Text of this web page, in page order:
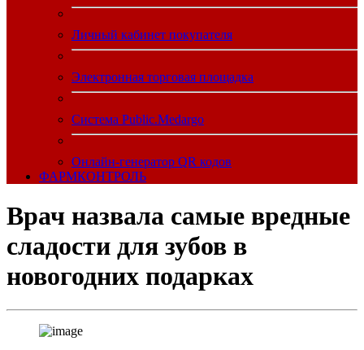
Личный кабинет покупателя
Электронная торговая площадка
Система Public.Medargo
Онлайн-генератор QR кодов
ФАРМКОНТРОЛЬ
Врач назвала самые вредные
сладости для зубов в
новогодних подарках